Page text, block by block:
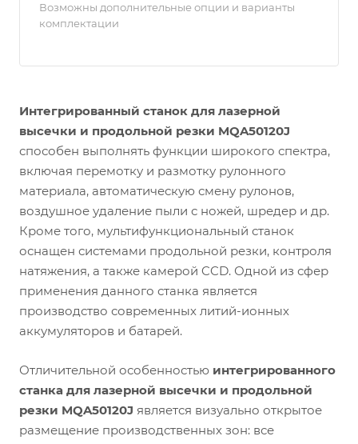
Возможны дополнительные опции и варианты
комплектации
Интегрированный станок для лазерной
высечки и продольной резки MQA50120J
способен выполнять функции широкого спектра,
включая перемотку и размотку рулонного
материала, автоматическую смену рулонов,
воздушное удаление пыли с ножей, шредер и др.
Кроме того, мультифункциональный станок
оснащен системами продольной резки, контроля
натяжения, а также камерой CCD. Одной из сфер
применения данного станка является
производство современных литий-ионных
аккумуляторов и батарей.
Отличительной особенностью интегрированного
станка для лазерной высечки и продольной
резки MQA50120J является визуально открытое
размещение производственных зон: все